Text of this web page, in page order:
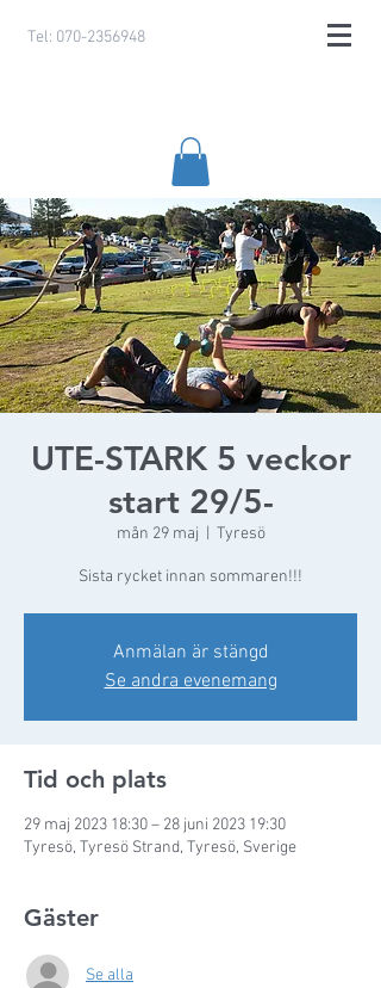
Tel: 070-2356948
UTE-STARK 5 veckor
start 29/5-
mån 29 maj Tyresö
Sista rycket innan sommaren!!!
Anmälan är stängd
Se andra evenemang
Tid och plats
29 maj 2023 18:30 – 28 juni 2023 19:30
Tyresö, Tyresö Strand, Tyresö, Sverige
Gäster
Se alla